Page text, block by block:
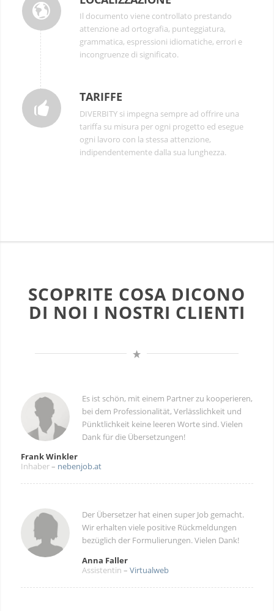
Il documento viene controllato prestando
attenzione ad ortografia, punteggiatura,
grammatica, espressioni idiomatiche, errori e
incongruenze di significato.
TARIFFE
DIVERBITY si impegna sempre ad offrire una
tariffa su misura per ogni progetto ed esegue
ogni lavoro con la stessa attenzione,
indipendentemente dalla sua lunghezza.
SCOPRITE COSA DICONO
DI NOI I NOSTRI CLIENTI
Es ist schön, mit einem Partner zu kooperieren,
bei dem Professionalität, Verlässlichkeit und
Pünktlichkeit keine leeren Worte sind. Vielen
Dank für die Übersetzungen!
Frank Winkler
Inhaber– nebenjob.at
Der Übersetzer hat einen super Job gemacht.
Wir erhalten viele positive Rückmeldungen
bezüglich der Formulierungen. Vielen Dank!
Anna Faller
Assistentin – Virtualweb